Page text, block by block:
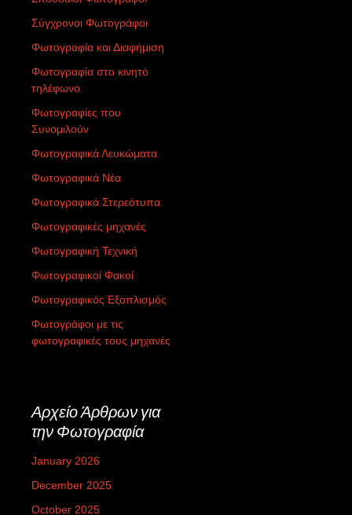
Σύγχρονοι Φωτογράφοι
Φωτογραφία και Διαφήμιση
Φωτογραφία στο κινητό
τηλέφωνο
Φωτογραφίες που
Συνομιλούν
Φωτογραφικά Λευκώματα
Φωτογραφικά Νέα
Φωτογραφικά Στερεότυπα
Φωτογραφικές μηχανές
Φωτογραφική Τεχνική
Φωτογραφικοί Φακοί
Φωτογραφικός Εξοπλισμός
Φωτογράφοι με τις
φωτογραφικές τους μηχανές
Αρχείο Άρθρων για
την Φωτογραφία
January 2026
December 2025
October 2025